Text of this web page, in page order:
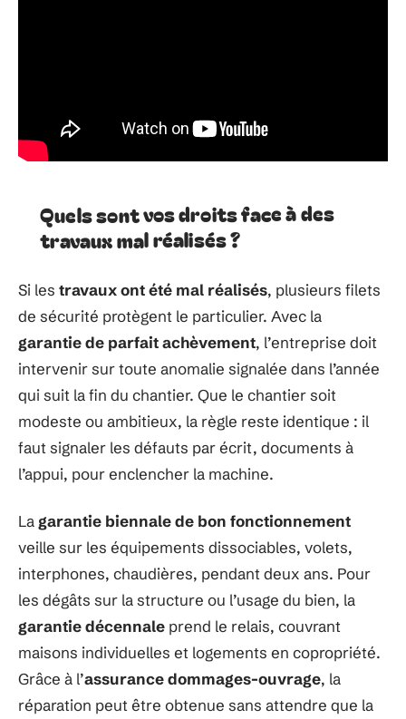
Quels sont vos droits face à des
travaux mal réalisés ?
Si les travaux ont été mal réalisés, plusieurs filets
de sécurité protègent le particulier. Avec la
garantie de parfait achèvement, l’entreprise doit
intervenir sur toute anomalie signalée dans l’année
qui suit la fin du chantier. Que le chantier soit
modeste ou ambitieux, la règle reste identique : il
faut signaler les défauts par écrit, documents à
l’appui, pour enclencher la machine.
La garantie biennale de bon fonctionnement
veille sur les équipements dissociables, volets,
interphones, chaudières, pendant deux ans. Pour
les dégâts sur la structure ou l’usage du bien, la
garantie décennale prend le relais, couvrant
maisons individuelles et logements en copropriété.
Grâce à l’assurance dommages-ouvrage, la
réparation peut être obtenue sans attendre que la